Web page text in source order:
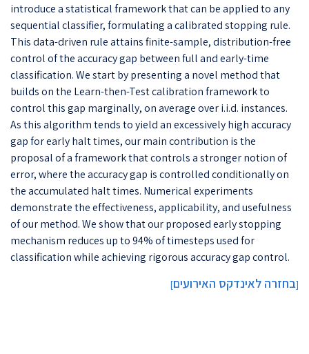
introduce a statistical framework that can be applied to any
sequential classifier, formulating a calibrated stopping rule.
This data-driven rule attains finite-sample, distribution-free
control of the accuracy gap between full and early-time
classification. We start by presenting a novel method that
builds on the Learn-then-Test calibration framework to
control this gap marginally, on average over i.i.d. instances.
As this algorithm tends to yield an excessively high accuracy
gap for early halt times, our main contribution is the
proposal of a framework that controls a stronger notion of
error, where the accuracy gap is controlled conditionally on
the accumulated halt times. Numerical experiments
demonstrate the effectiveness, applicability, and usefulness
of our method. We show that our proposed early stopping
mechanism reduces up to 94% of timesteps used for
classification while achieving rigorous accuracy gap control.
[בחזרה לאינדקס האירועים]